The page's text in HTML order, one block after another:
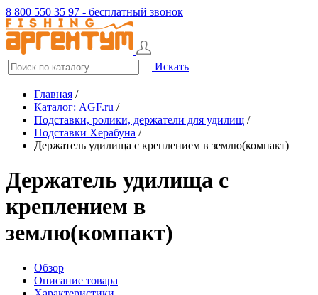
8 800 550 35 97 - бесплатный звонок
Искать
Главная /
Каталог: AGF.ru /
Подставки, ролики, держатели для удилищ /
Подставки Херабуна /
Держатель удилища с креплением в землю(компакт)
Держатель удилища с
креплением в
землю(компакт)
Обзор
Описание товара